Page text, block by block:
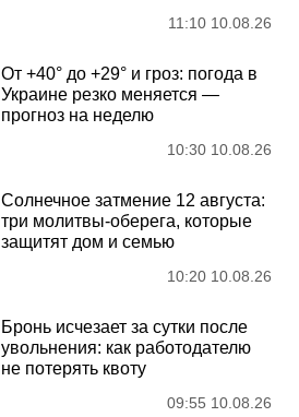
11:10 10.08.26
От +40° до +29° и гроз: погода в
Украине резко меняется —
прогноз на неделю
10:30 10.08.26
Солнечное затмение 12 августа:
три молитвы-оберега, которые
защитят дом и семью
10:20 10.08.26
Бронь исчезает за сутки после
увольнения: как работодателю
не потерять квоту
09:55 10.08.26